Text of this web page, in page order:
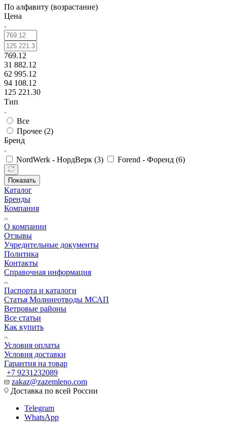
По алфавиту (возрастание)
Цена
769.12
31 882.12
62 995.12
94 108.12
125 221.30
Тип
Все
Прочее (2)
Бренд
NordWerk - НордВерк (3) Forend - Форенд (6)
Показать
Каталог
Бренды
Компания
О компании
Отзывы
Учредительные документы
Политика
Контакты
Справочная информация
Паспорта и каталоги
Статья Молниеотводы МСАП
Ветровые районы
Все статьи
Как купить
Условия оплаты
Условия доставки
Гарантия на товар
+7 9231232089
zakaz@zazemleno.com
Доставка по всей России
Telegram
WhatsApp